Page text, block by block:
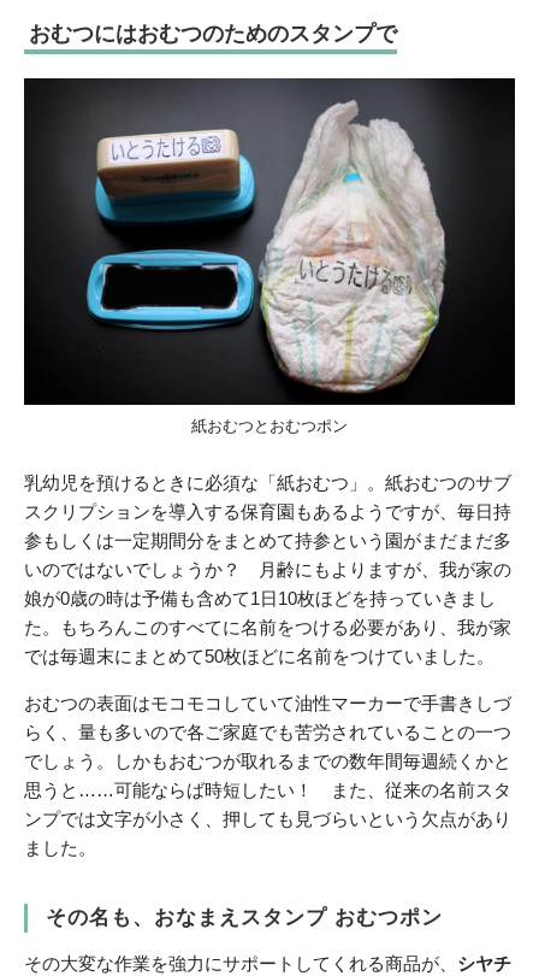
おむつにはおむつのためのスタンプで
紙おむつとおむつポン
乳幼児を預けるときに必須な「紙おむつ」。紙おむつのサブ
スクリプションを導入する保育園もあるようですが、毎日持
参もしくは一定期間分をまとめて持参という園がまだまだ多
いのではないでしょうか？ 月齢にもよりますが、我が家の
娘が0歳の時は予備も含めて1日10枚ほどを持っていきまし
た。もちろんこのすべてに名前をつける必要があり、我が家
では毎週末にまとめて50枚ほどに名前をつけていました。
おむつの表面はモコモコしていて油性マーカーで手書きしづ
らく、量も多いので各ご家庭でも苦労されていることの一つ
でしょう。しかもおむつが取れるまでの数年間毎週続くかと
思うと……可能ならば時短したい！ また、従来の名前スタ
ンプでは文字が小さく、押しても見づらいという欠点があり
ました。
その名も、おなまえスタンプ おむつポン
その大変な作業を強力にサポートしてくれる商品が、 シヤチ